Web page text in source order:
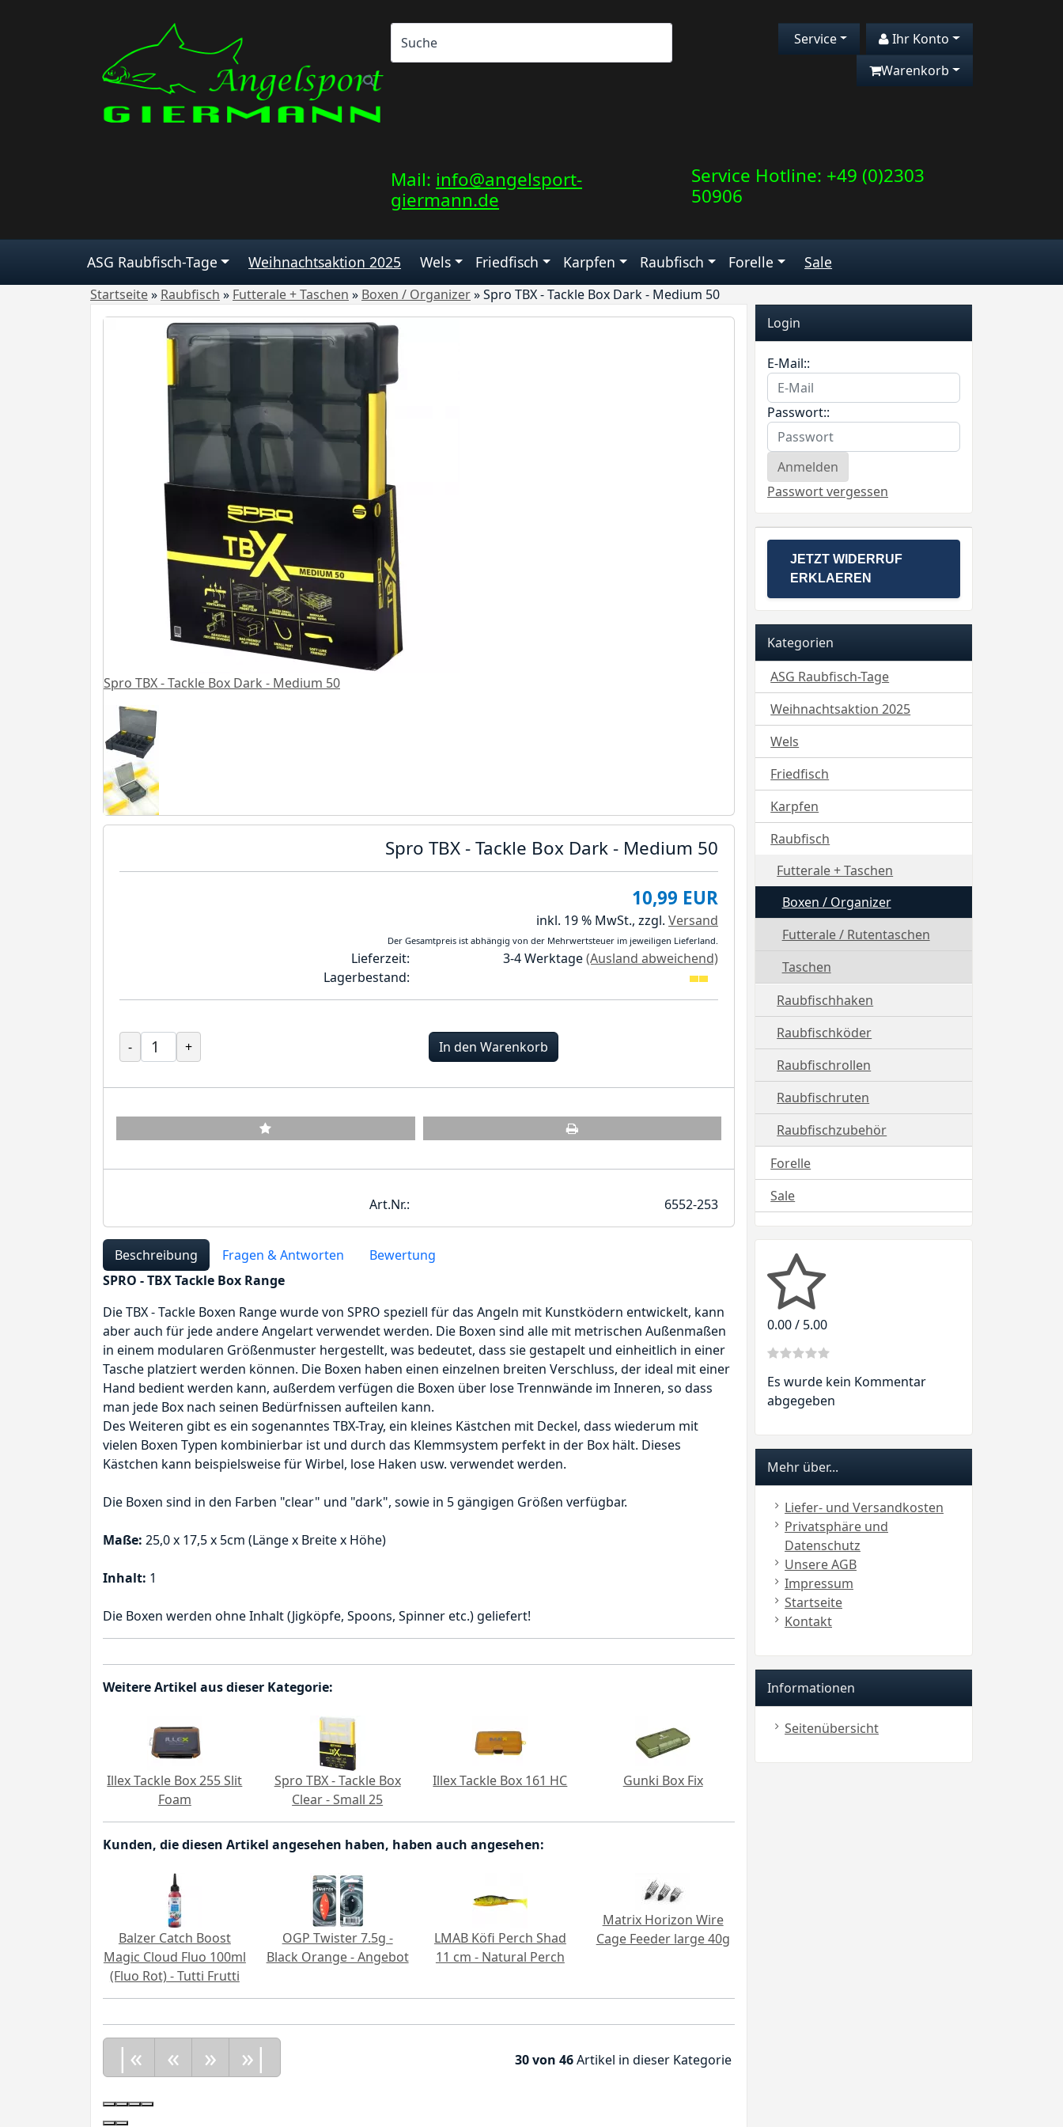
Mail: info@angelsport-
giermann.de
Service
Ihr Konto
Warenkorb
Service Hotline: +49 (0)2303
50906
ASG Raubfisch-Tage Weihnachtsaktion 2025 Wels Friedfisch Karpfen Raubfisch Forelle Sale
Startseite» Raubfisch » Futterale + Taschen » Boxen / Organizer»Spro TBX - Tackle Box Dark - Medium 50
Spro TBX - Tackle Box Dark - Medium 50
Spro TBX - Tackle Box Dark - Medium 50
10,99 EUR
inkl. 19 % MwSt., zzgl. Versand
Der Gesamtpreis ist abhängig von der Mehrwertsteuer im jeweiligen Lieferland.
Lieferzeit: 3-4 Werktage(Ausland abweichend)
Lagerbestand:
- + In den Warenkorb
Art.Nr.: 6552-253
Beschreibung Fragen & Antworten
Bewertung
SPRO - TBX Tackle Box Range
Die TBX - Tackle Boxen Range wurde von SPRO speziell für das Angeln mit Kunstködern entwickelt, kann
aber auch für jede andere Angelart verwendet werden. Die Boxen sind alle mit metrischen Außenmaßen
in einem modularen Größenmuster hergestellt, was bedeutet, dass sie gestapelt und einheitlich in einer
Tasche platziert werden können. Die Boxen haben einen einzelnen breiten Verschluss, der ideal mit einer
Hand bedient werden kann, außerdem verfügen die Boxen über lose Trennwände im Inneren, so dass
man jede Box nach seinen Bedürfnissen aufteilen kann.
Des Weiteren gibt es ein sogenanntes TBX-Tray, ein kleines Kästchen mit Deckel, dass wiederum mit
vielen Boxen Typen kombinierbar ist und durch das Klemmsystem perfekt in der Box hält. Dieses
Kästchen kann beispielsweise für Wirbel, lose Haken usw. verwendet werden.
Die Boxen sind in den Farben "clear" und "dark", sowie in 5 gängigen Größen verfügbar.
Maße: 25,0 x 17,5 x 5cm (Länge x Breite x Höhe)
Inhalt: 1
Die Boxen werden ohne Inhalt (Jigköpfe, Spoons, Spinner etc.) geliefert!
Weitere Artikel aus dieser Kategorie:
Illex Tackle Box 255 Slit
Foam
Spro TBX - Tackle Box
Clear - Small 25
Illex Tackle Box 161 HC Gunki Box Fix
Kunden, die diesen Artikel angesehen haben, haben auch angesehen:
Balzer Catch Boost
Magic Cloud Fluo 100ml
(Fluo Rot) - Tutti Frutti
OGP Twister 7.5g -
Black Orange - Angebot
LMAB Köfi Perch Shad
11 cm - Natural Perch
Matrix Horizon Wire
Cage Feeder large 40g
|« « » »| 30 von 46Artikel in dieser Kategorie
Login
E-Mail::
Passwort::
Passwort vergessen
JETZT WIDERRUF
ERKLAEREN
Kategorien
ASG Raubfisch-Tage
Weihnachtsaktion 2025
Wels
Friedfisch
Karpfen
Raubfisch
Futterale + Taschen
Boxen / Organizer
Futterale / Rutentaschen
Taschen
Raubfischhaken
Raubfischköder
Raubfischrollen
Raubfischruten
Raubfischzubehör
Forelle
Sale
0.00 / 5.00
Es wurde kein Kommentar
abgegeben
Mehr über...
Liefer- und Versandkosten
Privatsphäre und
Datenschutz
Unsere AGB
Impressum
Startseite
Kontakt
Informationen
Seitenübersicht